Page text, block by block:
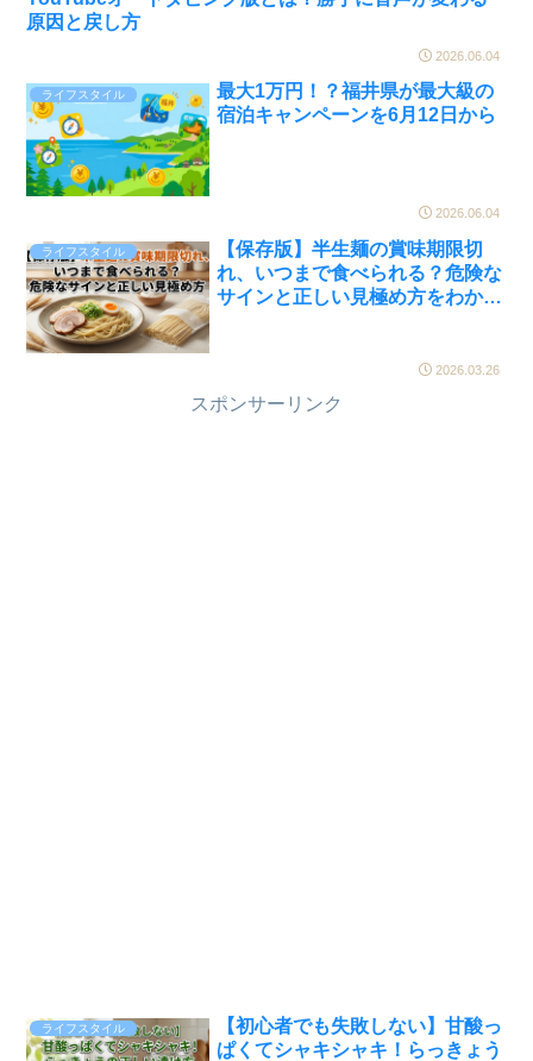
原因と戻し方
2026.06.04
ライフスタイル
最大1万円！？福井県が最大級の
宿泊キャンペーンを6月12日から
2026.06.04
ライフスタイル
【保存版】半生麺の賞味期限切
れ、いつまで食べられる？危険な
サインと正しい見極め方をわかり
2026.03.26
スポンサーリンク
ライフスタイル
【初心者でも失敗しない】甘酸っ
ぱくてシャキシャキ！らっきょう